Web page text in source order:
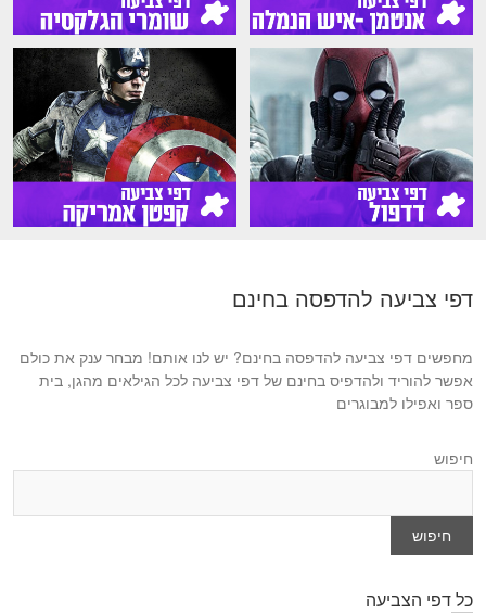
דפי צביעה להדפסה בחינם
מחפשים דפי צביעה להדפסה בחינם? יש לנו אותם! מבחר ענק את כולם
אפשר להוריד ולהדפיס בחינם של דפי צביעה לכל הגילאים מהגן, בית
ספר ואפילו למבוגרים
חיפוש
חיפוש
כל דפי הצביעה